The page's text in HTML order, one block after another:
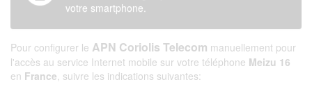
votre smartphone.
Pour configurer le APN Coriolis Telecom manuellement pour
l'accès au service Internet mobile sur votre téléphone Meizu 16
en France, suivre les indications suivantes: